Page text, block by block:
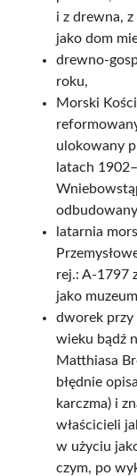
i z drewna,
jako dom
drewno-
roku,
Morski
ulokowany
latach
latarnia
rej.: A-1797
jako
dworek przy
wieku bądź
Matthiasa
błędnie
karczma) i
właścicieli
w użyciu
czym, po